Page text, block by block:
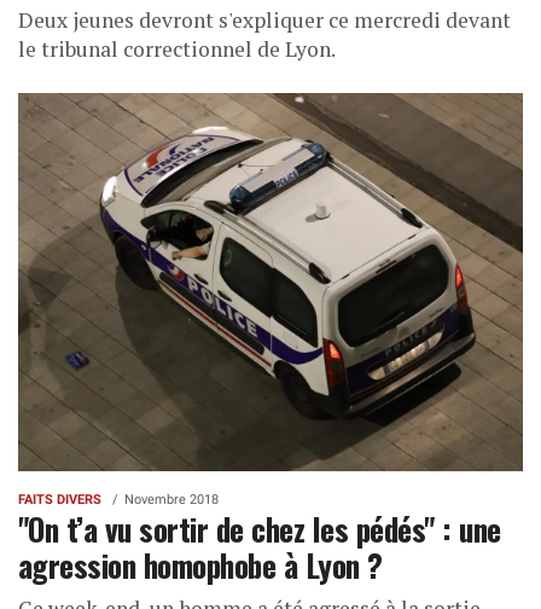
Deux jeunes devront s'expliquer ce mercredi devant
le tribunal correctionnel de Lyon.
FAITS DIVERS Novembre 2018
"On t’a vu sortir de chez les pédés" : une
agression homophobe à Lyon ?